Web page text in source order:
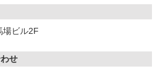
ビル2F
せ